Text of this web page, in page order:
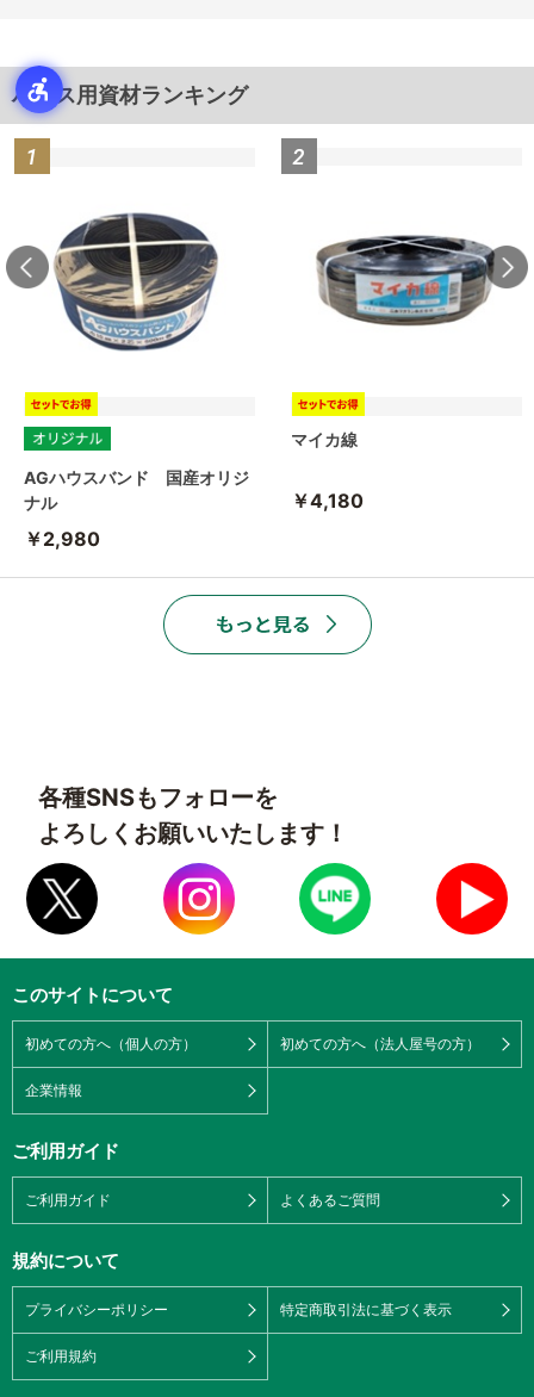
ハウス用資材ランキング
AGハウスバンド 国産オリジ
ナル
￥2,980
マイカ線
￥4,180
各種SNSもフォローを
よろしくお願いいたします！
このサイトについて
初めての方へ（個人の方） 初めての方へ（法人屋号の方）
企業情報
ご利用ガイド
ご利用ガイド よくあるご質問
規約について
プライバシーポリシー 特定商取引法に基づく表示
ご利用規約